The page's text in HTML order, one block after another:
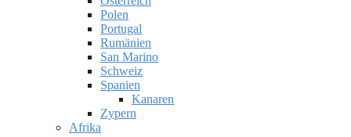
Polen
Portugal
Rumänien
San Marino
Schweiz
Spanien
Kanaren
Zypern
Afrika